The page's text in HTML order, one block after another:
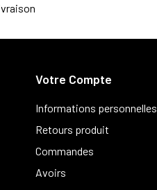
Votre Compte
Informations personnelles
Retours produit
Commandes
Avoirs